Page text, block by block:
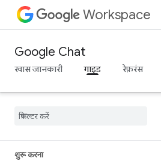
Workspace
Google Chat
खास जानकारी गाइड रेफ़रंस
शुरू करना